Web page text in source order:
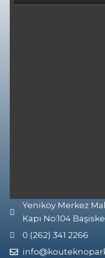
Yeniköy Merkez
Kapı No:104
0 (262) 341 2266